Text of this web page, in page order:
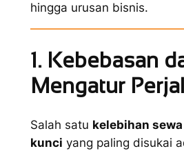
hingga urusan bisnis.
1. Kebebasan
Mengatur
Salah satu kelebihan
kunci yang paling disukai